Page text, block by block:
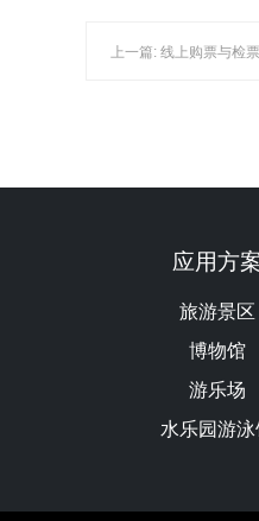
上一篇: 线上购票与检
应用方
旅游景区
博物馆
游乐场
水乐园游泳